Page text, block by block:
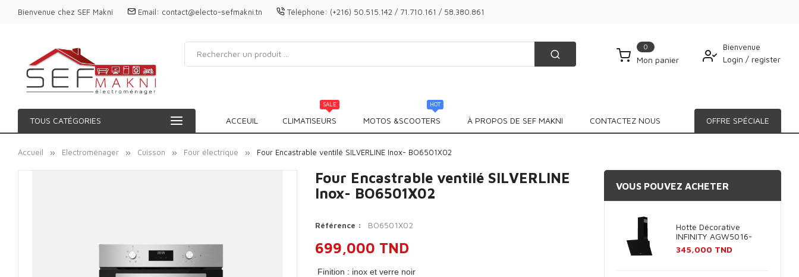
Bienvenue chez SEF Makni Email: contact@electo-sefmakni.tn Téléphone: (+216) 50.515.142 / 71.710.161 / 58.380.861
0
Mon panier
Bienvenue
Login/ register
TOUS CATÉGORIES ACCEUIL
SALE
CLIMATISEURS
HOT
MOTOS &SCOOTERS À PROPOS DE SEF MAKNI CONTACTEZ NOUS OFFRE SPÉCIALE
Accueil Electroménager Cuisson Four électrique Four Encastrable ventilé SILVERLINE Inox- BO6501X02
Four Encastrable ventilé SILVERLINE
Inox- BO6501X02
Référence : BO6501X02
699,000 TND
Finition : inox et verre noir
VOUS POUVEZ ACHETER
Hotte Décorative
INFINITY AGW5016-
60B 60cm - Noir
Prix
345,000 TND